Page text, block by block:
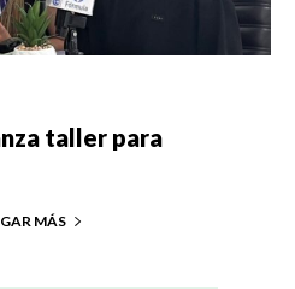
taller para
MÁS